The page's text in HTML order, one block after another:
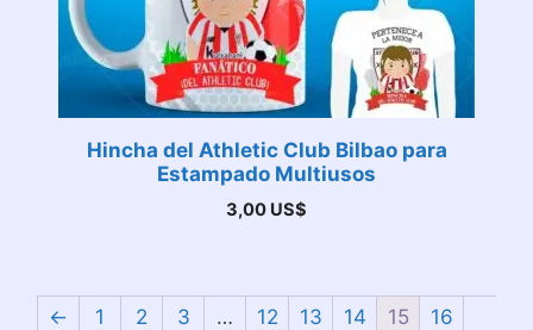
Hincha del Athletic Club Bilbao para
Estampado Multiusos
3,00 US$
← 1 2 3 … 12 13 14 15
16